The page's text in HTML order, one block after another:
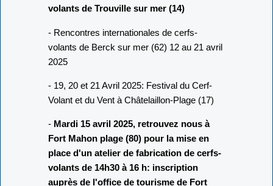
volants de Trouville sur mer (14)
- Rencontres internationales de cerfs-
volants de Berck sur mer (62) 12 au 21 avril
2025
- 19, 20 et 21 Avril 2025: Festival du Cerf-
Volant et du Vent à Châtelaillon-Plage (17)
- Mardi 15 avril 2025, retrouvez nous à
Fort Mahon plage (80) pour la mise en
place d'un atelier de fabrication de cerfs-
volants de 14h30 à 16 h: inscription
auprès de l'office de tourisme de Fort